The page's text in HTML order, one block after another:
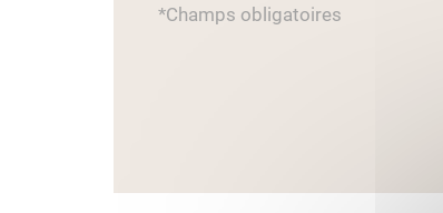
*Champs obligatoires